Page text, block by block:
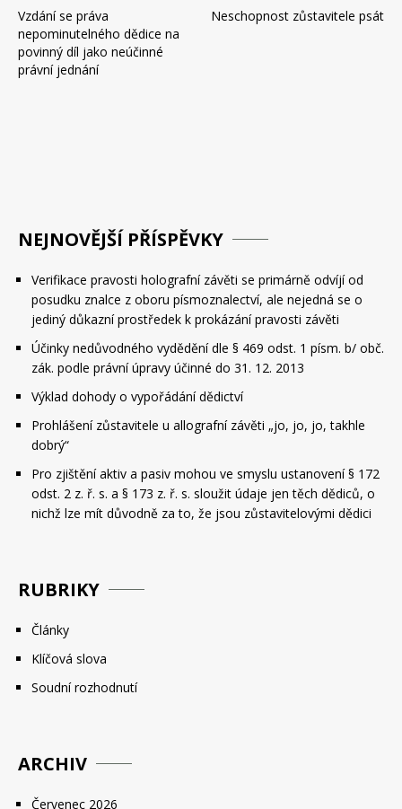
pro
příspěvek
Vzdání se práva
nepominutelného dědice na
povinný díl jako neúčinné
právní jednání
Neschopnost zůstavitele psát
NEJNOVĚJŠÍ PŘÍSPĚVKY
Verifikace pravosti holografní závěti se primárně odvíjí od
posudku znalce z oboru písmoznalectví, ale nejedná se o
jediný důkazní prostředek k prokázání pravosti závěti
Účinky nedůvodného vydědění dle § 469 odst. 1 písm. b/ obč.
zák. podle právní úpravy účinné do 31. 12. 2013
Výklad dohody o vypořádání dědictví
Prohlášení zůstavitele u allografní závěti „jo, jo, jo, takhle
dobrý“
Pro zjištění aktiv a pasiv mohou ve smyslu ustanovení § 172
odst. 2 z. ř. s. a § 173 z. ř. s. sloužit údaje jen těch dědiců, o
nichž lze mít důvodně za to, že jsou zůstavitelovými dědici
RUBRIKY
Články
Klíčová slova
Soudní rozhodnutí
ARCHIV
Červenec 2026